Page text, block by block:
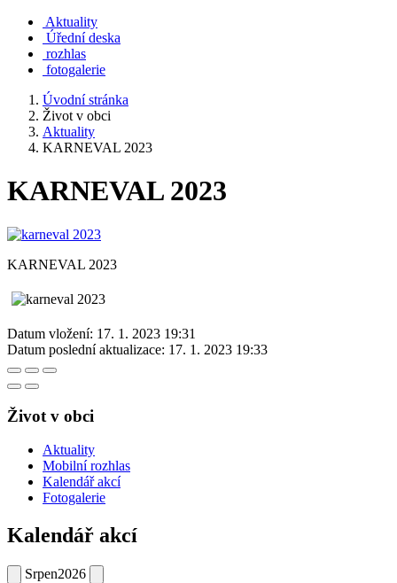
Aktuality
Úřední deska
rozhlas
fotogalerie
Úvodní stránka
Život v obci
Aktuality
KARNEVAL 2023
KARNEVAL 2023
KARNEVAL 2023
Datum vložení: 17. 1. 2023 19:31
Datum poslední aktualizace: 17. 1. 2023 19:33
Život v obci
Aktuality
Mobilní rozhlas
Kalendář akcí
Fotogalerie
Kalendář akcí
Srpen2026